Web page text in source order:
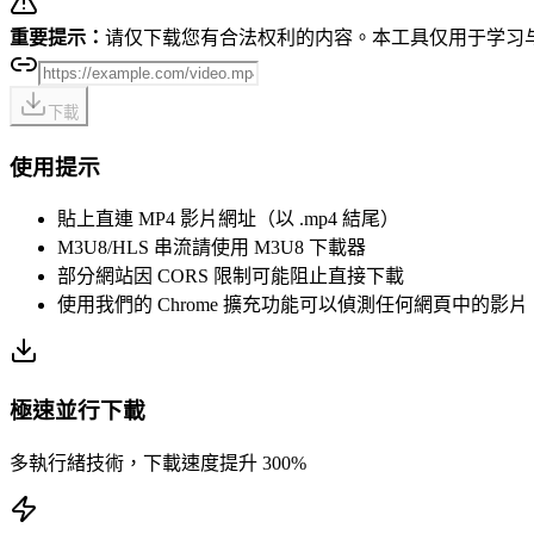
重要提示： 请仅下载您有合法权利的内容。本工具仅用于学习
下載
使用提示
貼上直連 MP4 影片網址（以 .mp4 結尾）
M3U8/HLS 串流請使用 M3U8 下載器
部分網站因 CORS 限制可能阻止直接下載
使用我們的 Chrome 擴充功能可以偵測任何網頁中的影片
極速並行下載
多執行緒技術，下載速度提升 300%